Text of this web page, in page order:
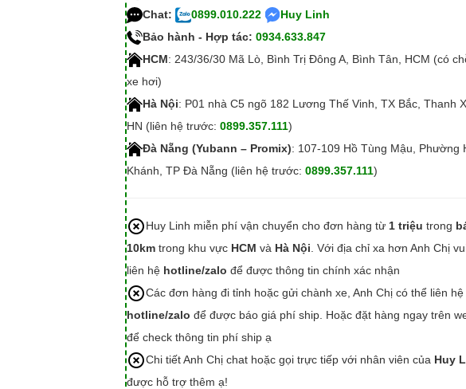
Chat:
0899.010.222
Huy Linh
Bảo hành - Hợp tác: 0934.633.847
HCM: 243/36/30 Mã Lò, Bình Trị Đông A, Bình Tân, HCM (có
xe hơi)
Hà Nội: P01 nhà C5 ngõ 182 Lương Thế Vinh, TX Bắc, Thanh
HN (liên hệ trước: 0899.357.111)
Đà Nẵng (Yubann – Promix): 107-109 Hồ Tùng Mậu, Phường
Khánh, TP Đà Nẵng (liên hệ trước: 0899.357.111)
Huy Linh miễn phí vận chuyển cho đơn hàng từ 1 triệu trong
10kmtrong khu vực HCM và Hà Nội . Với địa chỉ xa hơn Anh Chị
liên hệ hotline/zalo để được thông tin chính xác nhận
Các đơn hàng đi tỉnh hoặc gửi chành xe, Anh Chị có thể liên hệ
hotline/zalo để được báo giá phí ship. Hoặc đặt hàng ngay trên
để check thông tin phí ship ạ
Chi tiết Anh Chị chat hoặc gọi trực tiếp với nhân viên của Huy
được hỗ trợ thêm ạ!